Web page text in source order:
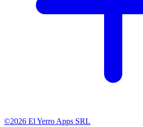
©2026 El Yerro Apps SRL